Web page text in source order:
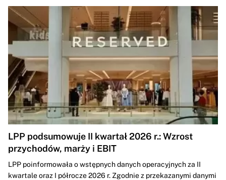
LPP podsumowuje II kwartał 2026 r.: Wzrost
przychodów, marży i EBIT
LPP poinformowała o wstępnych danych operacyjnych za II
kwartale oraz I półrocze 2026 r. Zgodnie z przekazanymi danymi